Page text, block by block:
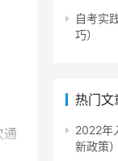
通
自考实
巧）
热门文
2022年
新政策）